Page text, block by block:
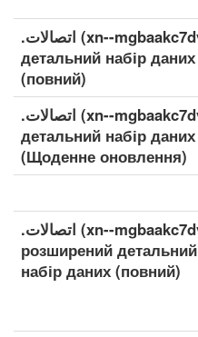
.اتصالات (xn--mgbaakc7dvf)
детальний набір даних
(повний)
.اتصالات (xn--mgbaakc7dvf)
детальний набір даних
(Щоденне оновлення)
.اتصالات (xn--mgbaakc7dvf)
розширений детальний
набір даних (повний)